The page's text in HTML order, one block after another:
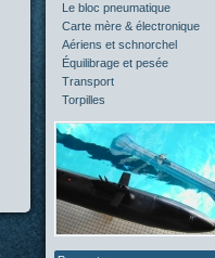
Le bloc pneumatique
Carte mère & électronique
Aériens et schnorchel
Équilibrage et pesée
Transport
Torpilles